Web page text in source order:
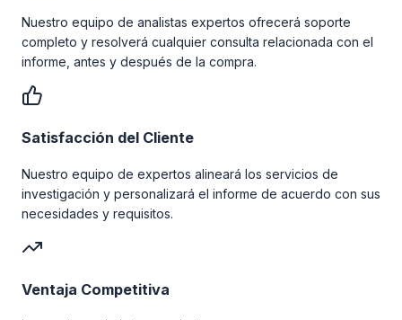
Nuestro equipo de analistas expertos ofrecerá soporte
completo y resolverá cualquier consulta relacionada con el
informe, antes y después de la compra.
Satisfacción del Cliente
Nuestro equipo de expertos alineará los servicios de
investigación y personalizará el informe de acuerdo con sus
necesidades y requisitos.
Ventaja Competitiva